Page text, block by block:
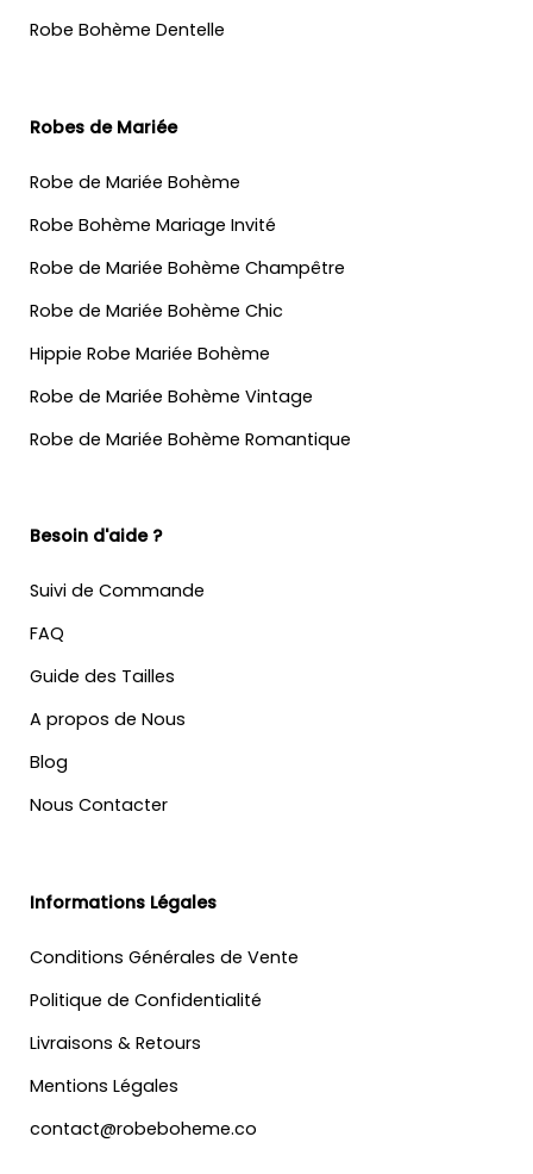
Robe Bohème Dentelle
Robes de Mariée
Robe de Mariée Bohème
Robe Bohème Mariage Invité
Robe de Mariée Bohème Champêtre
Robe de Mariée Bohème Chic
Hippie Robe Mariée Bohème
Robe de Mariée Bohème Vintage
Robe de Mariée Bohème Romantique
Besoin d'aide ?
Suivi de Commande
FAQ
Guide des Tailles
A propos de Nous
Blog
Nous Contacter
Informations Légales
Conditions Générales de Vente
Politique de Confidentialité
Livraisons & Retours
Mentions Légales
contact@robeboheme.co